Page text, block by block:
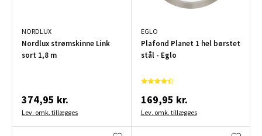
NORDLUX
Nordlux strømskinne Link
sort 1,8 m
374,95 kr.
Lev. omk. tillægges
EGLO
Plafond Planet 1 hel børstet
stål - Eglo
169,95 kr.
Lev. omk. tillægges